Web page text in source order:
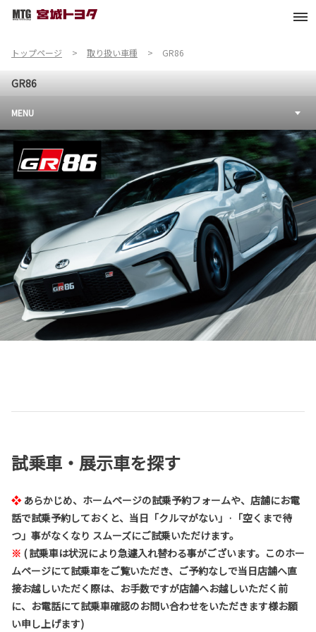
トップページ 取り扱い車種 GR86
GR86
MENU
試乗車・展示車を探す
❖ あらかじめ、ホームページの試乗予約フォームや、店舗にお電
話で試乗予約しておくと、当日「クルマがない」·「空くまで待
つ」事がなくなり スムーズにご試乗いただけます。
※ (試乗車は状況により急遽入れ替わる事がございます。このホー
ムページにて試乗車をご覧いただき、ご予約なしで当日店舗へ直
接お越しいただく際は、お手数ですが店舗へお越しいただく前
に、お電話にて試乗車確認のお問い合わせをいただきます様お願
い申し上げます)